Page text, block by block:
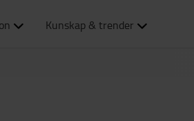
Kunskap & trender